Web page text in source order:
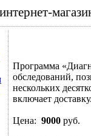
интернет-
Программа
обследований,
нескольких
включает доставку.
Цена: 9000 руб.